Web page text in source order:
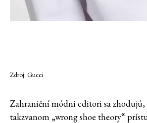
Zdroj: Gucci
Zahraniční módni editori sa zhodujú,
takzvanom „wrong shoe theory“